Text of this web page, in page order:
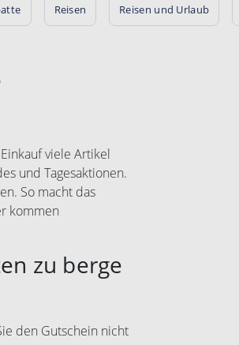
Reisen Reisen und Urlaub
viele Artikel
und Tagesaktionen.
So macht das
kommen
zu berge
den Gutschein nicht